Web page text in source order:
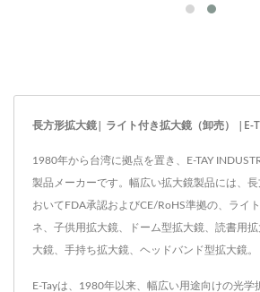
長方形拡大鏡| ライト付き拡大鏡（卸売） |E-
1980年から台湾に拠点を置き、E-TAY
製品メーカーです。幅広い拡大鏡製品には、
おいてFDA承認およびCE/RoHS準拠の、ライ
ネ、子供用拡大鏡、ドーム型拡大鏡、読書用
大鏡、手持ち拡大鏡、ヘッドバンド型拡大鏡。
E-Tayは、1980年以来、幅広い用途向けの光学